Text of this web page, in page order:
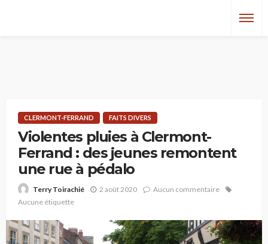
CLERMONT-FERRAND FAITS DIVERS
Violentes pluies à Clermont-
Ferrand : des jeunes remontent
une rue à pédalo
Terry Toirachié 2 août 2020
Aucun commentaire
Aucune étiquette